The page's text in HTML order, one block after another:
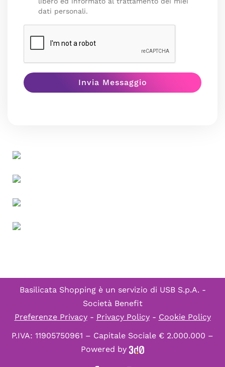
dati personali.
Basilicata Shopping è un servizio di USB S.p.A. -
Società Benefit
Preferenze Privacy- Privacy Policy- Cookie Policy
P.IVA: 11905750961 – Capitale Sociale € 2.000.000 –
Powered by